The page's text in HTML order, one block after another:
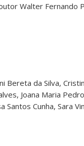
Walter Fernando
Bereta da Silva,
Joana Maria
Cunha, Sara